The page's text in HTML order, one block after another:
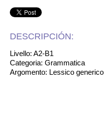
DESCRIPCIÓN:
Livello: A2-B1
Categoria: Grammatica
Argomento: Lessico generico